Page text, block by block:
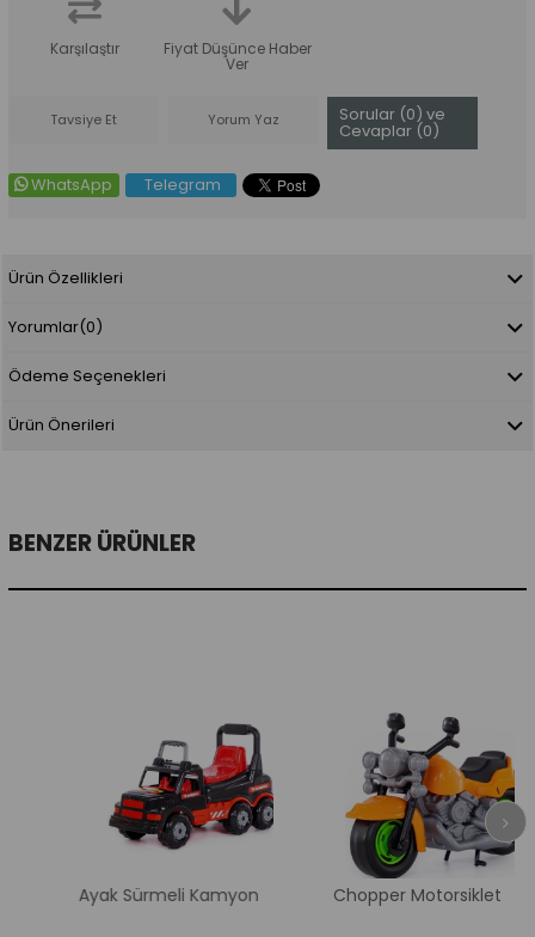
Karşılaştır Fiyat Düşünce Haber
Ver
Tavsiye Et Yorum Yaz Sorular (0) ve
Cevaplar (0)
WhatsApp Telegram
Ürün Özellikleri
Yorumlar(0)
Ödeme Seçenekleri
Ürün Önerileri
BENZER ÜRÜNLER
Ayak Sürmeli Kamyon Chopper Motorsiklet